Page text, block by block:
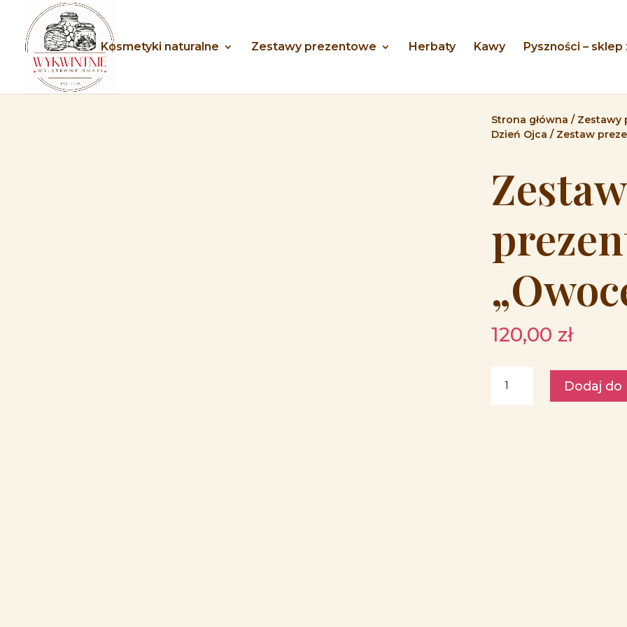
Kosmetyki naturalne Zestawy prezentowe Herbaty Kawy Pyszności –
Strona główna / Zestawy
Dzień Ojca / Zestaw
Zestaw
120,00 zł
Zestaw
prezentowy
Dodaj do